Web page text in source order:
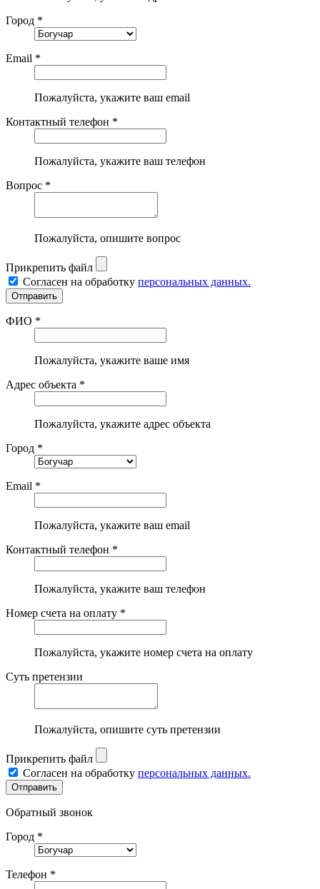
Город *
Email *
Пожалуйста, укажите ваш email
Контактный телефон *
Пожалуйста, укажите ваш телефон
Вопрос *
Пожалуйста, опишите вопрос
Прикрепить файл
Согласен на обработку персональных данных.
ФИО *
Пожалуйста, укажите ваше имя
Адрес объекта *
Пожалуйста, укажите адрес объекта
Город *
Email *
Пожалуйста, укажите ваш email
Контактный телефон *
Пожалуйста, укажите ваш телефон
Номер счета на оплату *
Пожалуйста, укажите номер счета на оплату
Суть претензии
Пожалуйста, опишите суть претензии
Прикрепить файл
Согласен на обработку персональных данных.
Обратный звонок
Город *
Телефон *